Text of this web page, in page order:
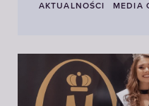
AKTUALNOŚCI MEDIA